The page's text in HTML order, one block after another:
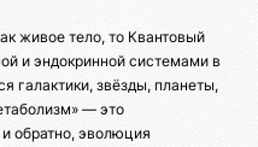
живое тело, то Квантовый
и эндокринной системами в
галактики, звёзды, планеты,
— это
обратно, эволюция